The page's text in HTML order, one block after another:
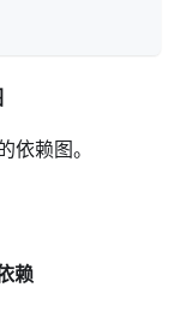
依赖图。
赖